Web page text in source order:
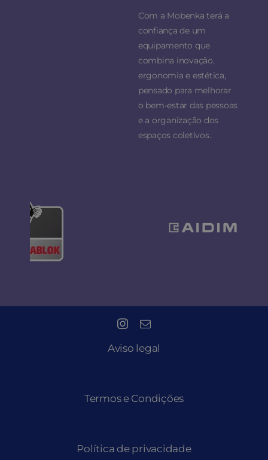
Com a Mobenka terá a
confiança de um
equipamento que
combina inovação,
ergonomia e estética,
pensado para melhorar
o bem-estar das pessoas
e a organização dos
espaços coletivos.
Aviso legal
Termos e Condições
Política de privacidade